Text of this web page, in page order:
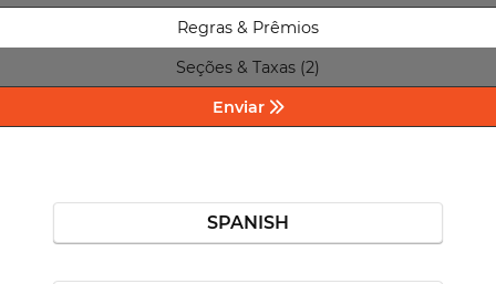
Regras & Prêmios
Seções & Taxas (2)
Enviar
SPANISH